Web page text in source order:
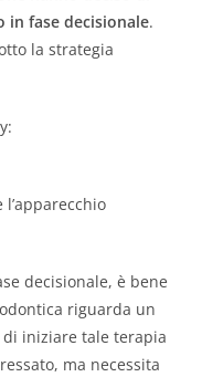
in fase decisionale.
la strategia
decisionale, è bene
riguarda un
iniziare tale terapia
ma necessita